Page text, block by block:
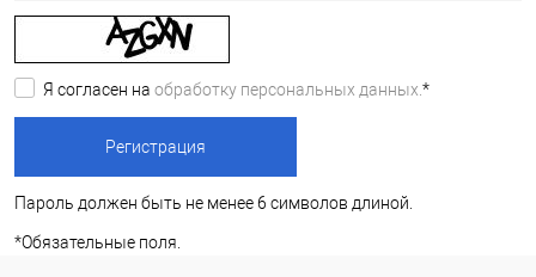
Я согласен на обработку персональных данных. *
Пароль должен быть не менее 6 символов длиной.
*Обязательные поля.